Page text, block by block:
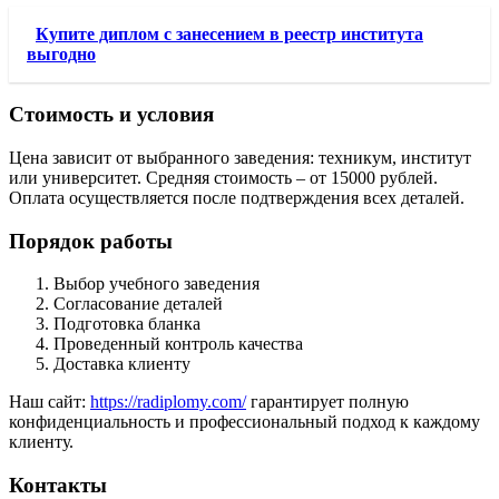
Купите диплом с занесением в реестр института
выгодно
Стоимость и условия
Цена зависит от выбранного заведения: техникум, институт
или университет. Средняя стоимость – от 15000 рублей.
Оплата осуществляется после подтверждения всех деталей.
Порядок работы
Выбор учебного заведения
Согласование деталей
Подготовка бланка
Проведенный контроль качества
Доставка клиенту
Наш сайт: https://radiplomy.com/гарантирует полную
конфиденциальность и профессиональный подход к каждому
клиенту.
Контакты